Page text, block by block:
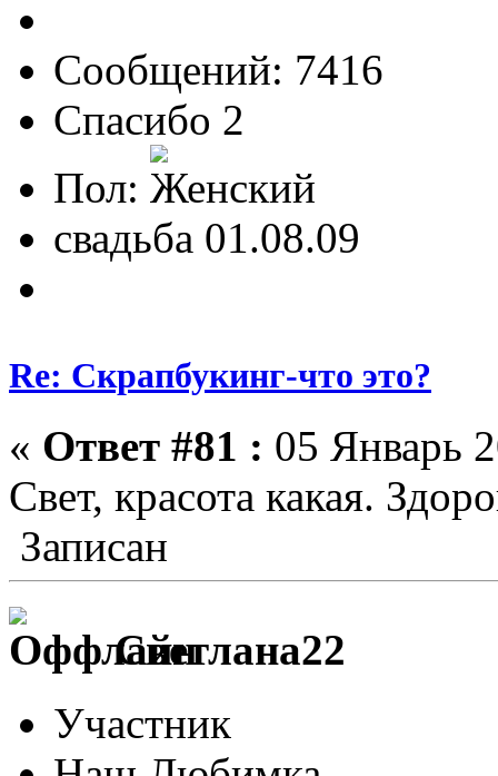
Сообщений: 7416
Спасибо 2
Пол:
свадьба 01.08.09
Re: Скрапбукинг-что это?
« Ответ #81 : 05 Январь
Свет, красота какая.
Записан
Светлана22
Участник